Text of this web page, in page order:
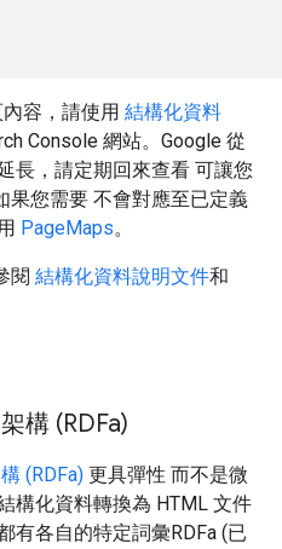
容，請使用 結構化資料
Console 網站。Google 從
長，請定期回來查看 可讓您
果您需要 不會對應至已定義
PageMaps。
閱 結構化資料說明文件和
構 (RDFa)
(RDFa) 更具彈性 而不是微
構化資料轉換為 HTML 文件
有各自的特定詞彙RDFa (已